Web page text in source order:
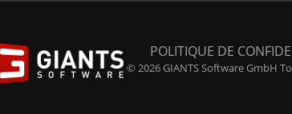
POLITIQUE DE
© 2026 GIANTS Software GmbH